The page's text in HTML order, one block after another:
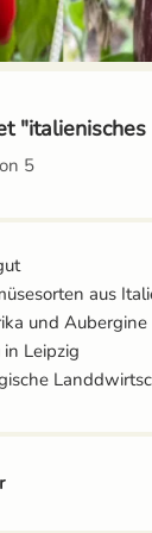
5
aus
und Aubergine
Leipzig
Dezember
Juli
Juni